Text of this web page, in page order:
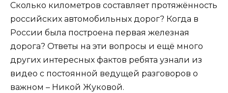
Сколько километров составляет протяжённость
российских автомобильных дорог? Когда в
России была построена первая железная
дорога? Ответы на эти вопросы и ещё много
других интересных фактов ребята узнали из
видео с постоянной ведущей разговоров о
важном – Никой Жуковой.